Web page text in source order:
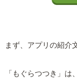
まず、アプリの紹介
「もぐらつつき」